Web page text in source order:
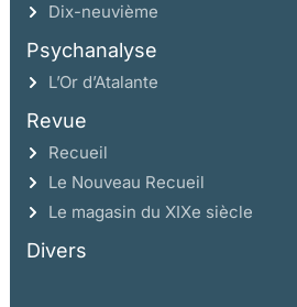
Dix-neuvième
Psychanalyse
L’Or d’Atalante
Revue
Recueil
Le Nouveau Recueil
Le magasin du XIXe siècle
Divers